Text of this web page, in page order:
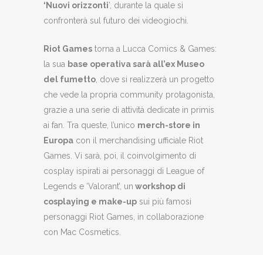
‘Nuovi orizzonti’, durante la quale si
confronterà sul futuro dei videogiochi.
Riot Games torna a Lucca Comics & Games:
la sua base operativa sarà all’ex Museo
del fumetto, dove si realizzerà un progetto
che vede la propria community protagonista,
grazie a una serie di attività dedicate in primis
ai fan. Tra queste, l’unico merch-store in
Europa con il merchandising ufficiale Riot
Games. Vi sarà, poi, il coinvolgimento di
cosplay ispirati ai personaggi di League of
Legends e ‘Valorant’, un workshop di
cosplaying e make-up sui più famosi
personaggi Riot Games, in collaborazione
con Mac Cosmetics.